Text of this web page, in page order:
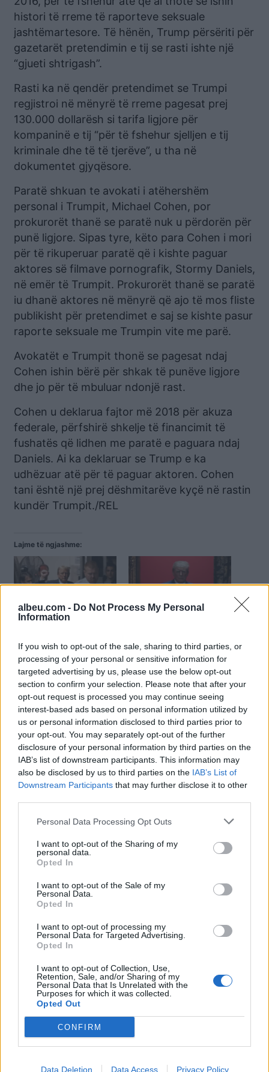
albeu.com - Do Not Process My Personal
Information
If you wish to opt-out of the sale, sharing to third parties, or
processing of your personal or sensitive information for
targeted advertising by us, please use the below opt-out
section to confirm your selection. Please note that after your
opt-out request is processed you may continue seeing
interest-based ads based on personal information utilized by
us or personal information disclosed to third parties prior to
your opt-out. You may separately opt-out of the further
disclosure of your personal information by third parties on the
IAB’s list of downstream participants. This information may
also be disclosed by us to third parties on the IAB’s List of
Downstream Participants that may further disclose it to other
Personal Data Processing Opt Outs
I want to opt-out of the Sharing of my
personal data.
Opted In
I want to opt-out of the Sale of my
Personal Data.
Opted In
I want to opt-out of processing my
Personal Data for Targeted Advertising.
Opted In
I want to opt-out of Collection, Use,
Retention, Sale, and/or Sharing of my
Personal Data that Is Unrelated with the
Purposes for which it was collected.
Opted Out
CONFIRM
Data Deletion Data Access Privacy Policy
histori të rreme të raporteve seksuale
jashtëmartesore. Të hënën, Trump përsëriti për
gazetarët pretendimin e tij se rasti ishte një
“gjueti shtrigash”.
Rasti ka në qendër pretendimet se Trumpi
regjistroi në mënyrë të rreme pagesat prej
130.000 dollarësh si tarifa ligjore për
kompaninë e tij “për të fshehur sjelljen e tij
kriminale dhe të të tjerëve”, u tha në
dokumentet gjyqësore.
Paratë shkuan te avokati i atëhershëm
personal i Trumpit, Michael Cohen, por
prokurorët thanë se paratë nuk u përdorën për
punë ligjore. Sipas tyre, këto para Cohen i mori
për të rikuperuar paratë që i kishte paguar
aktores së filmave pornografik, Stormy Daniels,
në emër të Trumpit. Prokurorët thanë se paratë
iu dhanë aktores në mënyrë që ajo të mos fliste
publikisht për pretendimet e saj se kishte pasur
raporte seksuale me Trumpin vite me parë.
Avokatët e Trumpit thonë se pagesat ndaj
Cohen ishin bërë për shkak të punëve ligjore
dhe jo për të mbuluar ndonjë rast.
Cohen u deklarua fajtor më 2018 për akuza
federale, përfshirë shkelje të financimit të
fushatës që lidhen me paratë e paguara ndaj
Daniels. Ai ka deklaruar se Trump e ka
udhëzuar atë për të paguar aktoren. Cohen
tani është një prej dëshmitarëve kyçë në rastin
kundër Trumpit./REL
Lajme të ngjashme:
Rasti kundër Trumpit për
Trump
Avokati i dytë i Trumpit
pranon fajësinë për
komplot rreth rezultatit
zgjedhor
Shtuarmë25.03.2024 19:27
Tags:
nisja e gjykimit , Trump